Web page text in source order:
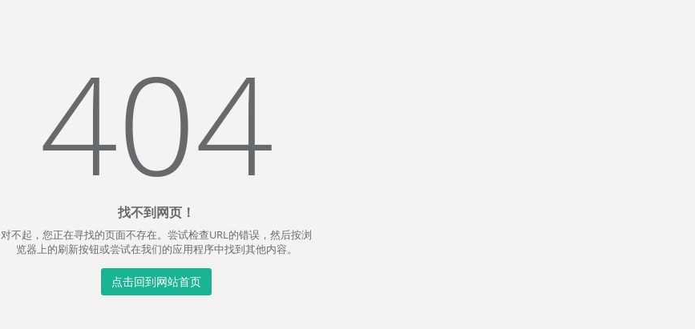
404
找不到网页！
对不起，您正在寻找的页面不存在。尝试检查URL的错误，然后按浏
览器上的刷新按钮或尝试在我们的应用程序中找到其他内容。
点击回到网站首页